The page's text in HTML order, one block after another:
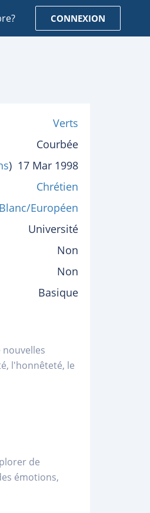
CONNEXION
Verts
Courbée
) 17 Mar 1998
Chrétien
Blanc/Européen
Université
Non
Non
Basique
l'honnêteté, le
de
émotions,